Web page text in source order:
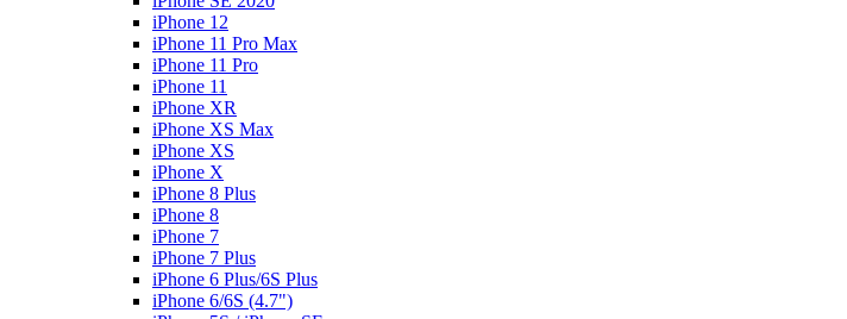
iPhone 12
iPhone 11 Pro Max
iPhone 11 Pro
iPhone 11
iPhone XR
iPhone XS Max
iPhone XS
iPhone X
iPhone 8 Plus
iPhone 8
iPhone 7
iPhone 7 Plus
iPhone 6 Plus/6S Plus
iPhone 6/6S (4.7")